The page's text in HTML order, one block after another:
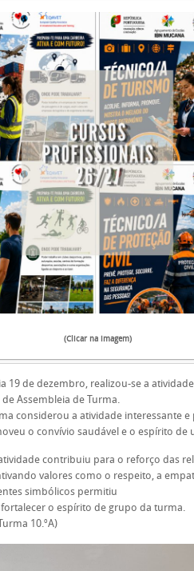
(Clicar na imagem)
19 de dezembro, realizou-se a
de Assembleia de Turma.
considerou a atividade interessante e
o convívio saudável e o espírito de
contribuiu para o reforço das
valores como o respeito, a
simbólicos permitiu
o espírito de grupo da turma.
10.ºA)